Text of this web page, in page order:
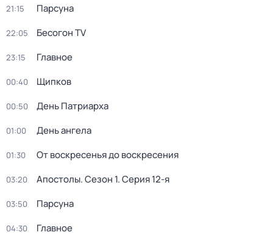
21:15 Парсуна
22:05 Бесогон TV
23:15 Главное
00:40 Щипков
00:50 День Патриарха
01:00 День ангела
01:30 От воскресенья до воскресения
03:20 Апостолы. Сезон 1. Серия 12-я
03:50 Парсуна
04:30 Главное